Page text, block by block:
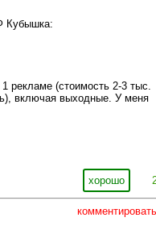
Кубышка:
рекламе (стоимость 2-3 тыс.
включая выходные. У меня
хорошо
комментировать